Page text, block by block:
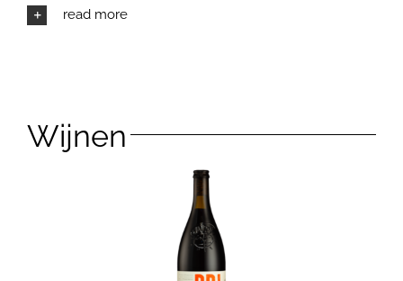
read more
Wijnen